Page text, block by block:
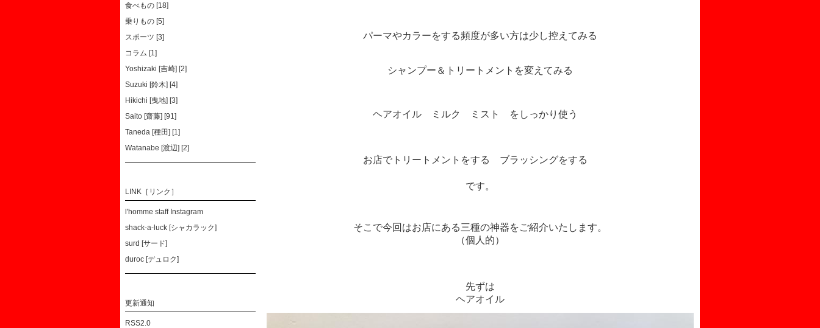
パーマやカラーをする頻度が多い方は少し控えてみる
シャンプー＆トリートメントを変えてみる
ヘアオイル ミルク ミスト をしっかり使う
お店でトリートメントをする ブラッシングをする
です。
そこで今回はお店にある三種の神器をご紹介いたします。
（個人的）
先ずは
ヘアオイル
食べもの [18]
乗りもの [5]
スポーツ [3]
コラム [1]
Yoshizaki [吉崎] [2]
Suzuki [鈴木] [4]
Hikichi [曳地] [3]
Saito [齋藤] [91]
Taneda [種田] [1]
Watanabe [渡辺] [2]
LINK［リンク］
l'homme staff Instagram
shack-a-luck [シャカラック]
surd [サード]
duroc [デュロク]
更新通知
RSS2.0